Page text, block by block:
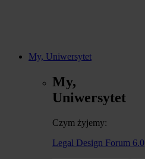
My, Uniwersytet
My,
Uniwersytet
Czym żyjemy:
Legal Design Forum 6.0